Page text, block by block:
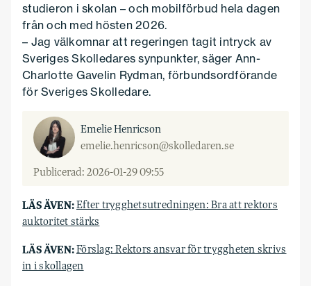
studieron i skolan – och mobilförbud hela dagen
från och med hösten 2026.
– Jag välkomnar att regeringen tagit intryck av
Sveriges Skolledares synpunkter, säger Ann-
Charlotte Gavelin Rydman, förbundsordförande
för Sveriges Skolledare.
Emelie Henricson
emelie.henricson@skolledaren.se
Publicerad: 2026-01-29 09:55
LÄS ÄVEN:Efter trygghetsutredningen: Bra att rektors
auktoritet stärks
LÄS ÄVEN:Förslag: Rektors ansvar för tryggheten skrivs
in i skollagen